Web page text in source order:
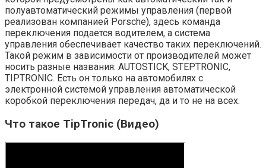
полуавтоматический режимы управления (первой
реализован компанией Porsche), здесь команда
переключения подается водителем, а система
управления обеспечивает качество таких переключений.
Такой режим в зависимости от производителей может
носить разные названия: AUTOSTICK, STEPTRONIC,
TIPTRONIC. Есть он только на автомобилях с
электронной системой управления автоматической
коробкой переключения передач, да и то не на всех.
Что такое TipTronic (Видео)